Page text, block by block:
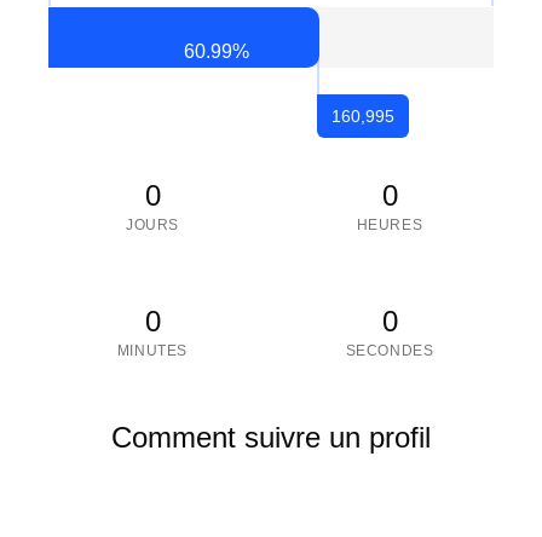
60.99%
160,995
0
JOURS
0
HEURES
0
MINUTES
0
SECONDES
Comment suivre un profil